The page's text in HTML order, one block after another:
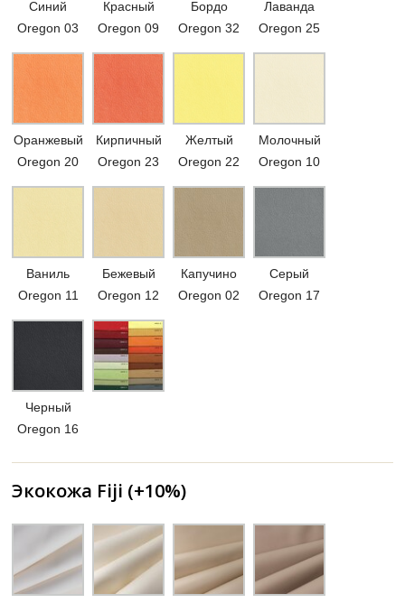
Синий
Oregon 03
Красный
Oregon 09
Бордо
Oregon 32
Лаванда
Oregon 25
Оранжевый
Oregon 20
Кирпичный
Oregon 23
Желтый
Oregon 22
Молочный
Oregon 10
Ваниль
Oregon 11
Бежевый
Oregon 12
Капучино
Oregon 02
Серый
Oregon 17
Черный
Oregon 16
Экокожа Fiji (+10%)